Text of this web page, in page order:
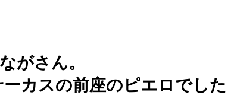
がさん。
カスの前座のピエロでし